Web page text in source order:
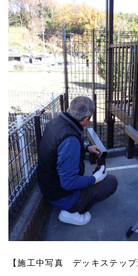
【施工中写真 デッキステップ